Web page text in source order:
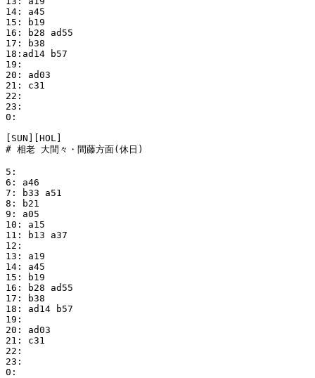
14: a45
15: b19
16: b28 ad55
17: b38
18:ad14 b57
19:
20: ad03
21: c31
22:
23:
0:
[SUN][HOL]
# 相老 大間々・間藤方面(休日)
5:
6: a46
7: b33 a51
8: b21
9: a05
10: a15
11: b13 a37
12:
13: a19
14: a45
15: b19
16: b28 ad55
17: b38
18: ad14 b57
19:
20: ad03
21: c31
22:
23:
0: